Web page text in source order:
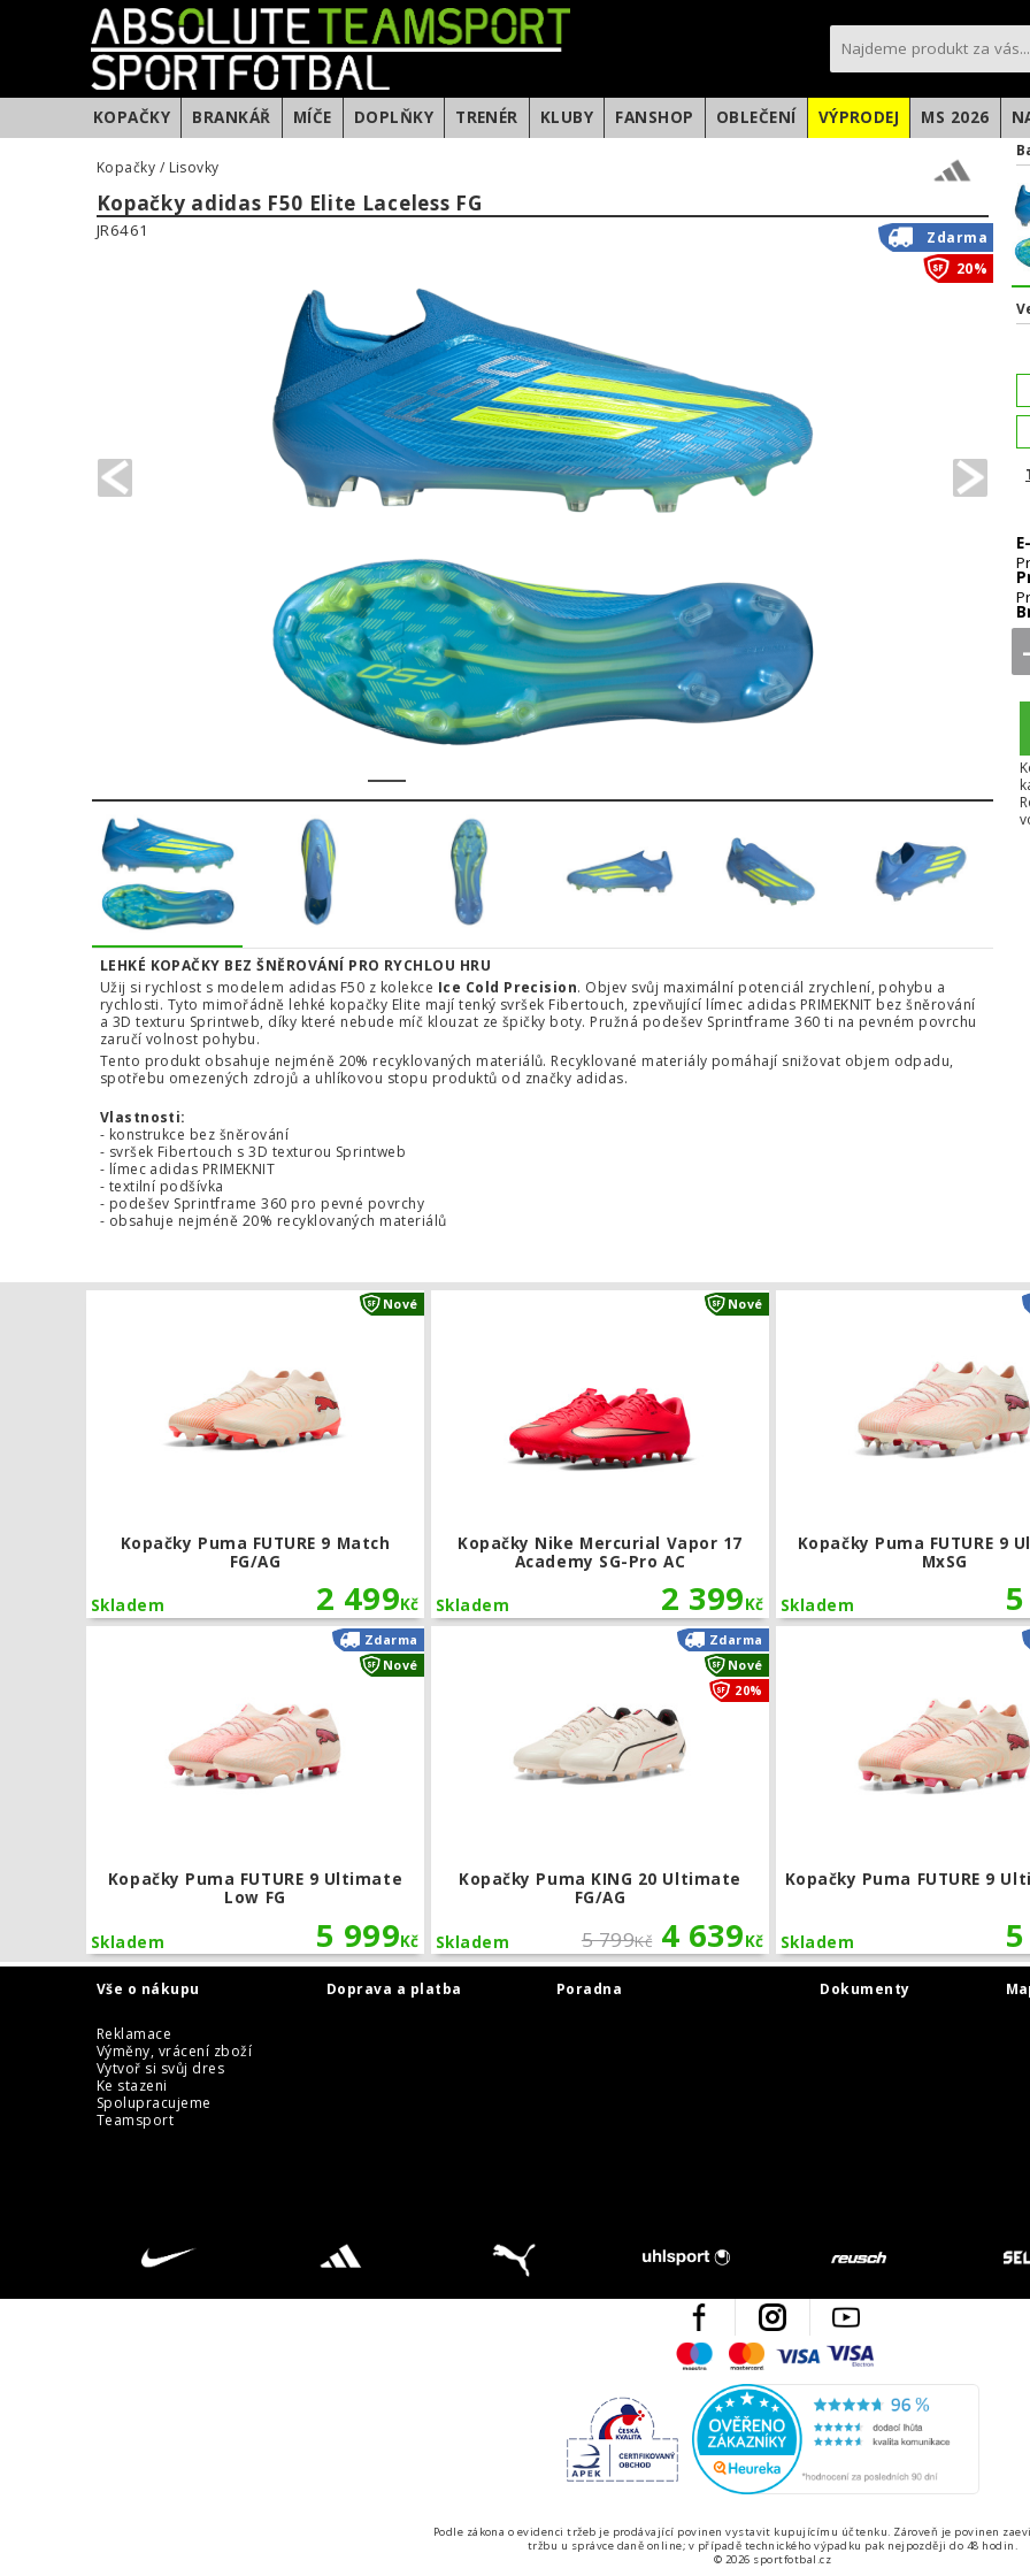
KOPAČKY BRANKÁŘ MÍČE DOPLŇKY TRENÉR KLUBY FANSHOP OBLEČENÍ VÝPRODEJ MS 2026
Kopačky / Lisovky
Kopačky adidas F50 Elite Laceless FG
PREVIOUS
JR6461
Zdarma
20%
LEHKÉ KOPAČKY BEZ ŠNĚROVÁNÍ PRO RYCHLOU HRU
Užij si rychlost s modelem adidas F50 z kolekce Ice Cold Precision. Objev svůj maximální potenciál zrychlení, pohybu a
rychlosti. Tyto mimořádně lehké kopačky Elite mají tenký svršek Fibertouch, zpevňující límec adidas PRIMEKNIT bez šněrování
a 3D texturu Sprintweb, díky které nebude míč klouzat ze špičky boty. Pružná podešev Sprintframe 360 ti na pevném povrchu
zaručí volnost pohybu.
Tento produkt obsahuje nejméně 20% recyklovaných materiálů. Recyklované materiály pomáhají snižovat objem odpadu,
spotřebu omezených zdrojů a uhlíkovou stopu produktů od značky adidas.
Vlastnosti:
- konstrukce bez šněrování
- svršek Fibertouch s 3D texturou Sprintweb
- límec adidas PRIMEKNIT
- textilní podšívka
- podešev Sprintframe 360 pro pevné povrchy
- obsahuje nejméně 20% recyklovaných materiálů
Kopačky Puma FUTURE 9 Match
FG/AG
2 499Kč
Skladem
Nové
Kopačky Nike Mercurial Vapor 17
Academy SG-Pro AC
2 399Kč
Skladem
Nové Kopačky Nike Mercurial Vapor 17
Kopačky Puma FUTURE 9
MxSG
Skladem
Kopačky Puma FUTURE 9 Ultimate
Low FG
5 999Kč
Skladem
Zdarma
Nové
Kopačky Puma FUTURE 9 Ultimate Low FG
Kopačky Puma KING 20 Ultimate
FG/AG
5 799Kč 4 639Kč
Skladem
Zdarma
Nové
20%
Kopačky Puma KING 20 Ultimate FG/
Kopačky Puma FUTURE 9
Skladem
Vše o nákupu Doprava a platba Poradna
Reklamace
Výměny, vrácení zboží
Vytvoř si svůj dres
Ke stazeni
Spolupracujeme
Teamsport
Dokumenty
Facebook Instagram
MaestroMastercard
Visa
Česká kvalita
Podle zákona o evidenci tržeb je prodávající povinen vystavit kupujícímu účtenku. Zároveň je povinen
tržbu u správce daně online; v případě technického výpadku pak nejpozději do 48 hodin.
© 2026 sportfotbal.cz